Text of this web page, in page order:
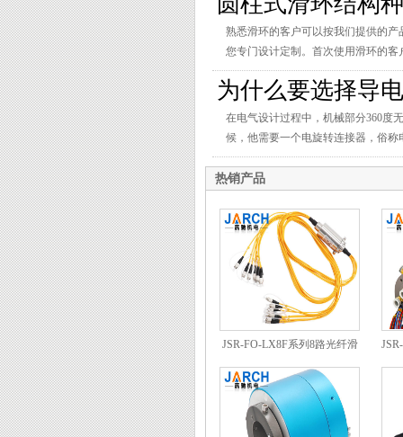
fc
CE
熟悉滑环的客户可以按我们提供的
您专门设计定制。首次使用滑环的
为什么要选择导
在电气设计过程中，机械部分360度
候，他需要一个电旋转连接器，俗
热销产品
JSR-FO-LX8F系列8路光纤滑
环